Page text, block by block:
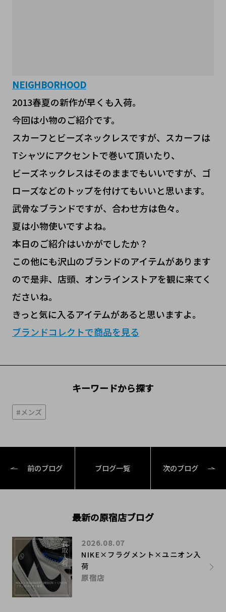
NEIGHBORHOOD
2013春夏の新作が早くも入荷。
今回は小物のご紹介です。
スカーフとビーズネックレスですが、スカーフは
Tシャツにアクセントで巻いて頂いたり、
ビーズネックレスはそのままでもいいですが、ゴ
ローズなどのトップを付けてもいいと思います。
武骨なブランドですが、合わせ方は色々。
夏は小物使いですよね。
本日のご紹介はいかがでしたか？
この他にも沢山のブランドのアイテムがあります
ので是非、店頭、オンラインストアを観に来てく
ださいね。
きっと気に入るアイテムがあると思いますよ。
ブランドコレクトで商品を見る
キーワードから探す
#メンズ
前のブログ ブログ一覧 次のブログ
最新の原宿店ブログ
NIKE×フラグメント×ユニオン入
荷
2026.08.07
原宿店